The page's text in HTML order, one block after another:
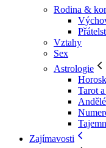
Rodina &
Vztahy
Sex
Astrologie
Tarot
Zajímavosti